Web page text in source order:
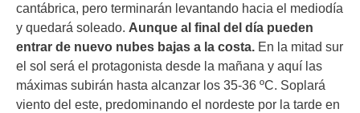
cantábrica, pero terminarán levantando hacia el mediodía
y quedará soleado. Aunque al final del día pueden
entrar de nuevo nubes bajas a la costa. En la mitad sur
el sol será el protagonista desde la mañana y aquí las
máximas subirán hasta alcanzar los 35-36 ºC. Soplará
viento del este, predominando el nordeste por la tarde en